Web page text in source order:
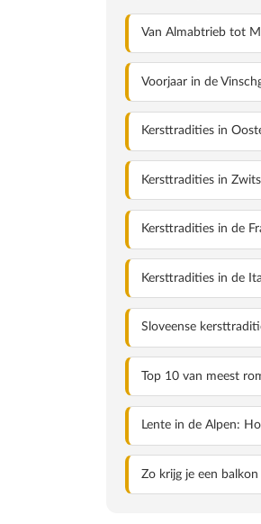
VOORJAAR IN DE
Van Almabtrieb tot
Voorjaar in de
Kersttradities in
Kersttradities in
Kersttradities in de
Kersttradities in de
Sloveense
Top 10 van meest
Lente in de Alpen:
Zo krijg je een